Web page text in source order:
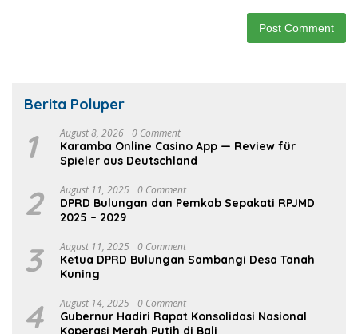
Berita Poluper
1 August 8, 2026 0 Comment
Karamba Online Casino App — Review für
Spieler aus Deutschland
2 August 11, 2025 0 Comment
DPRD Bulungan dan Pemkab Sepakati RPJMD
2025 – 2029
3 August 11, 2025 0 Comment
Ketua DPRD Bulungan Sambangi Desa Tanah
Kuning
4 August 14, 2025 0 Comment
Gubernur Hadiri Rapat Konsolidasi Nasional
Koperasi Merah Putih di Bali